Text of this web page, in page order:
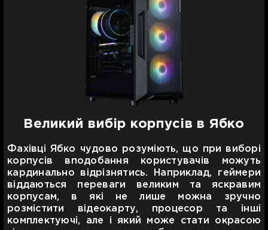
Великий вибір корпусів в Ябко
Фахівці Ябко чудово розуміють, що при виборі
корпусів вподобання користувачів можуть
кардинально відрізнятись. Наприклад, геймери
віддаються переваги великим та яскравим
корпусам, в які не лише можна зручно
розмістити відеокарту, процесор та інші
комплектуючі, але і який може стати окрасою